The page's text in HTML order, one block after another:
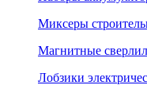
Миксеры
Магнитные
Лобзики